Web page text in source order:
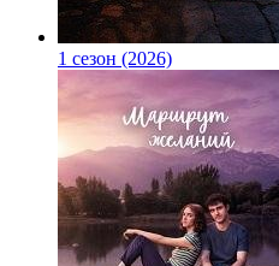
1 сезон (2026)